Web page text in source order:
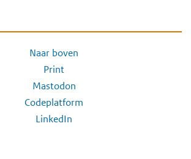
Naar boven
Print
Mastodon
Codeplatform
LinkedIn